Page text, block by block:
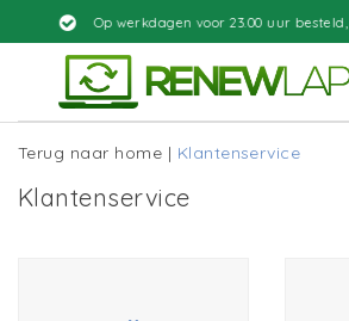
werkdagen voor 23.00 uur besteld, morgen in huis
Terug naar home | Klantenservice
Klantenservice